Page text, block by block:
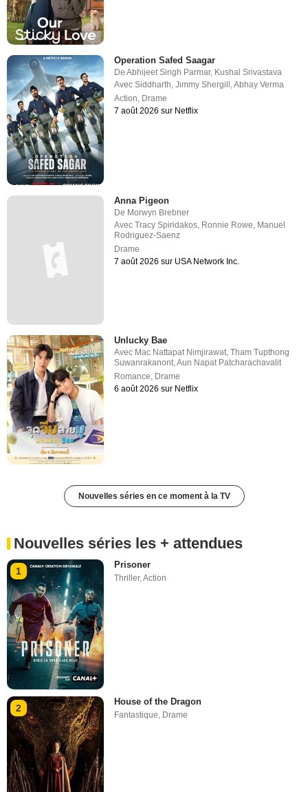
Operation Safed Saagar
DeAbhijeet Singh Parmar, Kushal Srivastava
AvecSiddharth,Jimmy Shergill ,Abhay Verma
Action, Drame
7 août 2026 sur Netflix
Anna Pigeon
De Morwyn Brebner
AvecTracy Spiridakos Ronnie Rowe Manuel
Rodriguez-Saenz
Drame
7 août 2026 sur USA Network Inc.
Unlucky Bae
Avec Mac Nattapat Nimjirawat,Tham Tupthong
Suwanrakanont,Aun Napat Patcharachavalit
Romance, Drame
6 août 2026 sur Netflix
Nouvelles séries en ce moment à la TV
Nouvelles séries les + attendues
1
Prisoner
Thriller,Action
2
House of the Dragon
Fantastique Drame